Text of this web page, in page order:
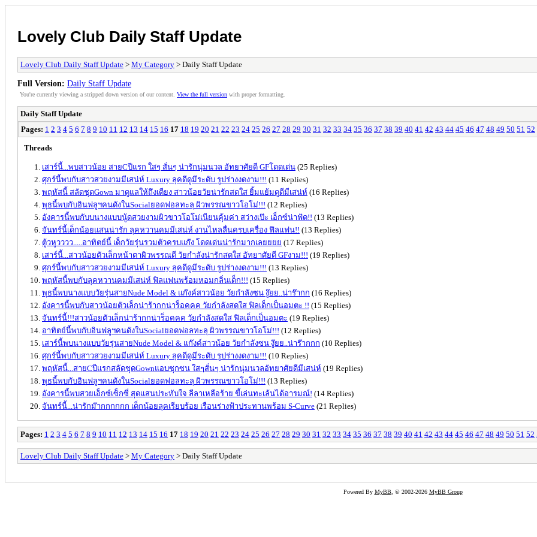
Lovely Club Daily Staff Update
Lovely Club Daily Staff Update > My Category > Daily Staff Update
Full Version: Daily Staff Update
You're currently viewing a stripped down version of our content. View the full version with proper formatting.
Daily Staff Update
Pages: 1 2 3 4 5 6 7 8 9 10 11 12 13 14 15 16 17 18 19 20 21 22 23 24 25 26 27 28 29 30 31 32 33 34 35 36 37 38 39 40 41 42 43 44 45 46 47 48 49 50 51 52
Threads
เสาร์นี้...พบสาวน้อย สายCปีแรก ใสๆ สั่นๆ น่ารักนุ่มนวล อัทยาศัยดี GFโดดเด่น (25 Replies)
ศุกร์นี้พบกับสาวสวยงามมีเสน่ห์ Luxury ลุคดีดูมีระดับ รูปร่างงดงาม!!! (11 Replies)
พฤหัสนี้ สลัดชุดGown มาดูแลให้ถึงเตียง สาวน้อยวัยน่ารักสดใส ยิ้มแย้มดูดีมีเสน่ห์ (16 Replies)
พุธนี้พบกับอินฟลูฯคนดังในSocialยอดฟอลทะลุ ผิวพรรณขาวโอโม่!!! (12 Replies)
อังคารนี้พบกับบนางแบบนู้ดสวยงามผิวขาวโอโม่เนียนคุ้มค่า สว่างเป๊ะ เอ็กซ์น่าฟัด!! (13 Replies)
จันทร์นี้เด็กน้อยแสนน่ารัก ลุคหวานคมมีเสน่ห์ งานไหลลื่นครบเครื่อง ฟิลแฟน!! (13 Replies)
ตู้วหูวววว.....อาทิตย์นี้ เด็กวัยรุ่นรวมตัวครบแก๊ง โดดเด่นน่ารักมากเลยยยย (17 Replies)
เสาร์นี้...สาวน้อยตัวเล็กหน้าตาผิวพรรณดี วัยกำลังน่ารักสดใส อัทยาศัยดี GFงาม!!! (19 Replies)
ศุกร์นี้พบกับสาวสวยงามมีเสน่ห์ Luxury ลุคดีดูมีระดับ รูปร่างงดงาม!!! (13 Replies)
พฤหัสนี้พบกับลุคหวานคมมีเสน่ห์ ฟิลแฟนพร้อมหอมกลิ่นเด็ก!!! (15 Replies)
พุธนี้พบนางแบบวัยรุ่นสายNude Model & แก๊งค์สาวน้อย วัยกำลังซน งู๊ยย..น่าร๊ากก (16 Replies)
อังคารนี้พบกับสาวน้อยตัวเล็กน่าร้ากกน่าร็อคคค วัยกำลังสดใส ฟิลเด็กเป็นอมตะ !! (15 Replies)
จันทร์นี้!!!สาวน้อยตัวเล็กน่าร้ากกน่าร็อคคค วัยกำลังสดใส ฟิลเด็กเป็นอมตะ (19 Replies)
อาทิตย์นี้พบกับอินฟลูฯคนดังในSocialยอดฟอลทะลุ ผิวพรรณขาวโอโม่!!! (12 Replies)
เสาร์นี้พบนางแบบวัยรุ่นสายNude Model & แก๊งค์สาวน้อย วัยกำลังซน งู๊ยย..น่าร๊ากกก (10 Replies)
ศุกร์นี้พบกับสาวสวยงามมีเสน่ห์ Luxury ลุคดีดูมีระดับ รูปร่างงดงาม!!! (10 Replies)
พฤหัสนี้...สายCปีแรกสลัดชุดGownแอบซุกซน ใสๆสั่นๆ น่ารักนุ่มนวลอัทยาศัยดีมีเสน่ห์ (19 Replies)
พุธนี้พบกับอินฟลูฯคนดังในSocialยอดฟอลทะลุ ผิวพรรณขาวโอโม่!!! (13 Replies)
อังคารนี้พบสวยเอ็กซ์เซ็กซี่ สุดแสนประทับใจ ลีลาเหลือร้าย ขี้เล่นทะเล้นได้อารมณ์! (14 Replies)
จันทร์นี้...น่ารักม๊ากกกกกก เด็กน้อยลุคเรียบร้อย เรือนร่างฟ้าประทานพร้อม S-Curve (21 Replies)
Pages: 1 2 3 4 5 6 7 8 9 10 11 12 13 14 15 16 17 18 19 20 21 22 23 24 25 26 27 28 29 30 31 32 33 34 35 36 37 38 39 40 41 42 43 44 45 46 47 48 49 50 51 52
Lovely Club Daily Staff Update > My Category > Daily Staff Update
Powered By MyBB, © 2002-2026 MyBB Group